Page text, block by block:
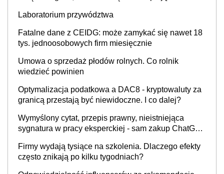
Laboratorium przywództwa
Fatalne dane z CEIDG: może zamykać się nawet 18
tys. jednoosobowych firm miesięcznie
Umowa o sprzedaż płodów rolnych. Co rolnik
wiedzieć powinien
Optymalizacja podatkowa a DAC8 - kryptowaluty za
granicą przestają być niewidoczne. I co dalej?
Wymyślony cytat, przepis prawny, nieistniejąca
sygnatura w pracy eksperckiej - sam zakup ChatGPT
Firmy wydają tysiące na szkolenia. Dlaczego efekty
często znikają po kilku tygodniach?